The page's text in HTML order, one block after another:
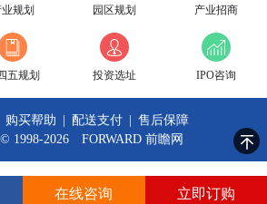
在线咨询 立即订购
规划 园区规划 产业招商
五规划 投资选址 IPO咨询
购买帮助 配送支付
售后保障
1998-2026 FORWARD 前瞻网